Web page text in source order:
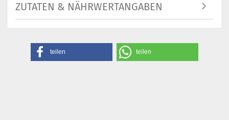
ZUTATEN & NÄHRWERTANGABEN
teilen teilen